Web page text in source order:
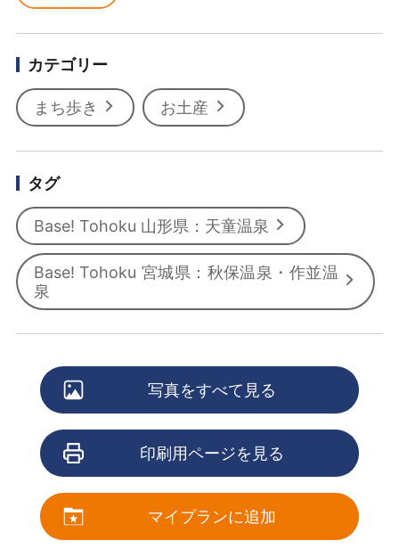
カテゴリー
まち歩き お土産
タグ
Base! Tohoku 山形県：天童温泉
Base! Tohoku 宮城県：秋保温泉・作並温
泉
写真をすべて見る
印刷用ページを見る
マイプランに追加